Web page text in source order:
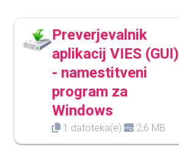
Preverjevalnik
aplikacij VIES (GUI)
- namestitveni
program za
Windows
1 datoteka(e) 2,6 MB